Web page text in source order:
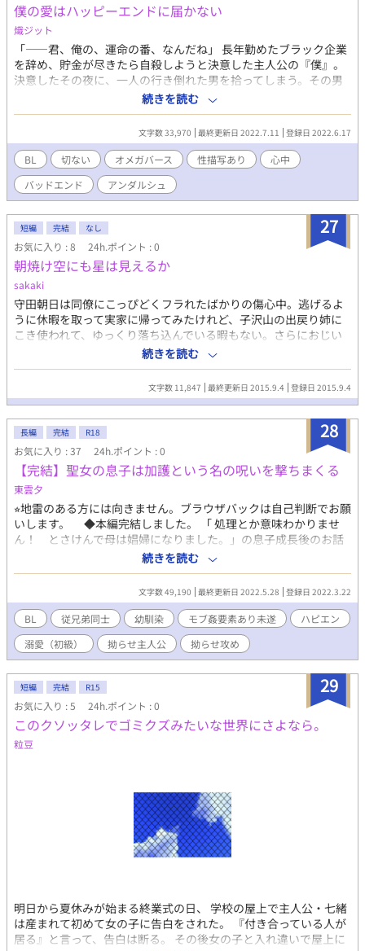
僕の愛はハッピーエンドに届かない
熾ジット
「――君、俺の、運命の番、なんだね」 長年勤めたブラック企業
を辞め、貯金が尽きたら自殺しようと決意した主人公の『僕』。
決意したその夜に、一人の行き倒れた男を拾ってしまう。その男
は、人の血からしか栄養を摂取できない『吸血症』の体質を持
つ、アルファの男だった。番の血しか飲めないはずの男は、
『僕』が運命の番だということに気が付いてしまう。 『僕』はお
金、男は食料。あとわずかしかない生きられる期間の中、二人は
偽物の番となるのだった。 【この作品は、自殺や心中描写があり
ますが、ストーリー上必要なもので、推奨しているものではあり
ません。決して行わないでください】
続きを読む
文字数 33,970 最終更新日 2022.7.11 登録日 2022.6.17
BL 切ない オメガバース 性描写あり
心中
バッドエンド
アンダルシュ
27
短編 完結 なし
お気に入り : 8 24h.ポイント : 0
朝焼け空にも星は見えるか
sakaki
守田朝日は同僚にこっぴどくフラれたばかりの傷心中。逃げるよ
うに休暇を取って実家に帰ってみたけれど、子沢山の出戻り姉に
こき使われて、ゆっくり落ち込んでいる暇もない。さらにおじい
ちゃん先生だったはずのお隣の小児科には、なぜか朝日好みの男
前が住んでいて・・・
続きを読む
文字数 11,847 最終更新日 2015.9.4 登録日 2015.9.4
28
長編 完結 R18
お気に入り : 37 24h.ポイント : 0
【完結】聖女の息子は加護という名の呪いを撃ちまくる
東雲夕
⭐︎地雷のある方には向きません。ブラウザバックは自己判断でお願
いします。 ◆本編完結しました。 「 処理とか意味わかりませ
ん！ とさけんで母は娼婦になりました。」の息子成長後のお話
です。 ◆「これまでのお話」 高名な魔法士の一族である父が、妻
子のいる本宅で元婚約者の幼馴染と性処理に励んだところ妻子に
去られて、娼婦になった妻と心中しかけたら妻が聖女に覚醒して
無かったことになったよ。 ▼「それからどうしたな息子の話（イ
マココ）」 そんな難儀な夫婦の元に生まれた姉と弟。 弟のフェン
ガリには、仲良しの従兄弟がいたのですが、父親へのトラウマか
ら疎遠になってしまっていました。 そんな二人の思わぬ再会は、
かなり想定外な従兄弟のM字開脚からでした…… ！ 最終的にはラ
ブラブに持っていきたいけど迷走中。作者も主人公もポンコツな
りにがんばってます。 ↑なんとかハピエン溺愛（初級）にたどり
着きました。最後まで読んでいただき有難うございました！ ⭐︎作
品の傾向上性処理に対して揶揄的な表現になってますが、主人公
が拗らせる設定ですので悪しからずスルーしてくださると幸いで
続きを読む
文字数 49,190 最終更新日 2022.5.28 登録日 2022.3.22
BL 従兄弟同士 幼馴染 モブ姦要素あり未遂
ハピエン
溺愛（初級）
拗らせ主人公 拗らせ攻め
29
短編 完結 R15
お気に入り : 5 24h.ポイント : 0
このクソッタレでゴミクズみたいな世界にさよなら。
粒豆
明日から夏休みが始まる終業式の日、 学校の屋上で主人公・七緒
は産まれて初めて女の子に告白をされた。 『付き合っている人が
居る』と言って、告白は断る。 その後女の子と入れ違いで屋上に